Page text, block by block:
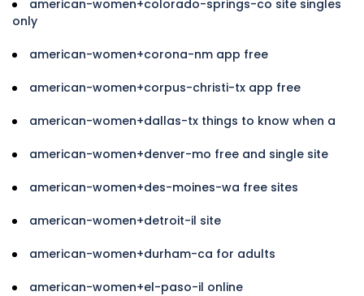
american-women+colorado-springs-co site singles
only
american-women+corona-nm app free
american-women+corpus-christi-tx app free
american-women+dallas-tx things to know when a
american-women+denver-mo free and single site
american-women+des-moines-wa free sites
american-women+detroit-il site
american-women+durham-ca for adults
american-women+el-paso-il online